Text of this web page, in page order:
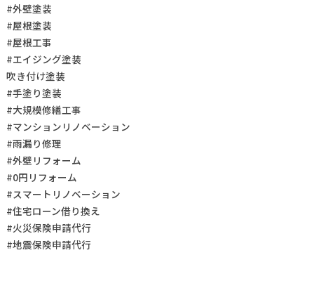
#外壁塗装
#屋根塗装
#屋根工事
#エイジング塗装
吹き付け塗装
#手塗り塗装
#大規模修繕工事
#マンションリノベーション
#雨漏り修理
#外壁リフォーム
#0円リフォーム
#スマートリノベーション
#住宅ローン借り換え
#火災保険申請代行
#地震保険申請代行